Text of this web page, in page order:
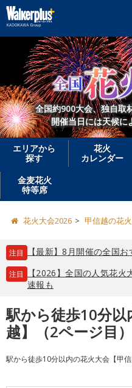
全国約900大会、独自取
開催当日には天候に
エリアから
探す
花火
カレンダー
金麦花火
特等席
花火大会2026 甲信越の花
注目 【最新】8月開催の全国
注目
【2026】全国の人気花
速報も
駅から徒歩10分
越】（2ページ目）
駅から徒歩10分以内の花火大会【甲信